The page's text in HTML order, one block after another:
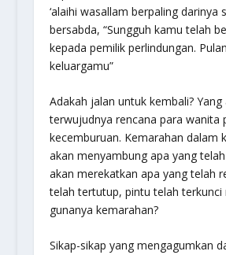
‘alaihi wasallam berpaling darinya
bersabda, “Sungguh kamu telah
kepada pemilik perlindungan.
keluargamu”
Adakah jalan untuk kembali? Yang
terwujudnya rencana para wanita
kecemburuan. Kemarahan dalam
akan menyambung apa yang
akan merekatkan apa yang telah
telah tertutup, pintu telah terkunci
gunanya kemarahan?
Sikap-sikap yang mengagumkan